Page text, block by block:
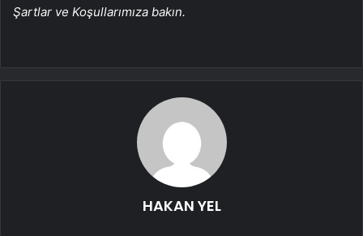
Şartlar ve Koşullarımıza bakın.
HAKAN YEL